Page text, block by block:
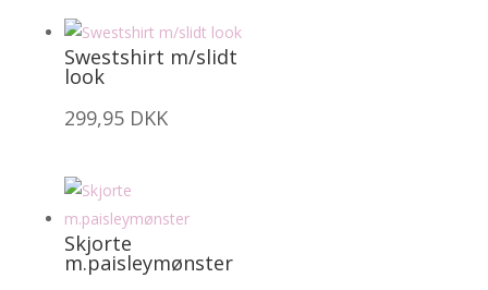
Swestshirt m/slidt
look
299,95 DKK
Skjorte
m.paisleymønster